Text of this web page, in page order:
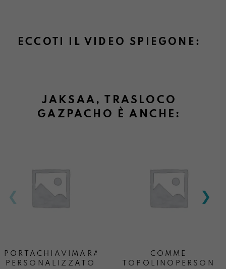
ECCOTI IL VIDEO SPIEGONE:
JAKSAA, TRASLOCO
GAZPACHO È ANCHE:
PORTACHIAVIMARA
PERSONALIZZATO
COMME